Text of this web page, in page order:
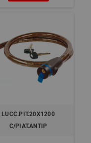
LUCC.PIT.20X1200
C/PIAT.ANTIP